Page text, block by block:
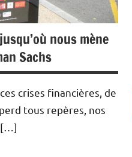
nous mène
Sachs
crises financières, de
tous repères, nos
[…]